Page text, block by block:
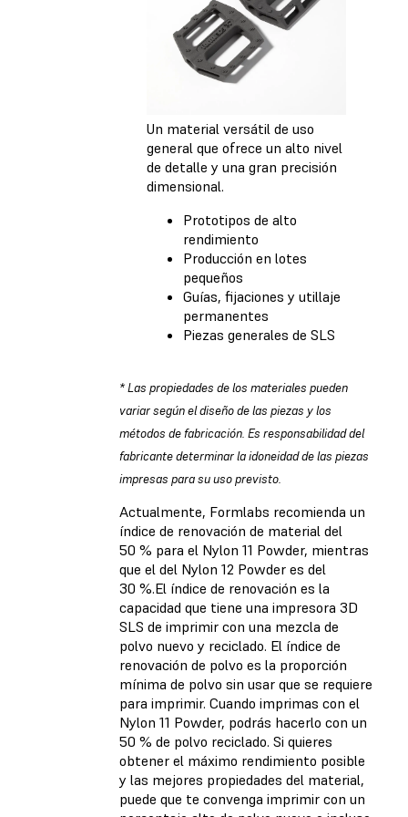
Un material versátil de uso
general que ofrece un alto nivel
de detalle y una gran precisión
dimensional.
Prototipos de alto
rendimiento
Producción en lotes
pequeños
Guías, fijaciones y utillaje
permanentes
Piezas generales de SLS
* Las propiedades de los materiales pueden
variar según el diseño de las piezas y los
métodos de fabricación. Es responsabilidad del
fabricante determinar la idoneidad de las piezas
impresas para su uso previsto.
Actualmente, Formlabs recomienda un
índice de renovación de material del
50 % para el Nylon 11 Powder, mientras
que el del Nylon 12 Powder es del
30 %.El índice de renovación es la
capacidad que tiene una impresora 3D
SLS de imprimir con una mezcla de
polvo nuevo y reciclado. El índice de
renovación de polvo es la proporción
mínima de polvo sin usar que se requiere
para imprimir. Cuando imprimas con el
Nylon 11 Powder, podrás hacerlo con un
50 % de polvo reciclado. Si quieres
obtener el máximo rendimiento posible
y las mejores propiedades del material,
puede que te convenga imprimir con un